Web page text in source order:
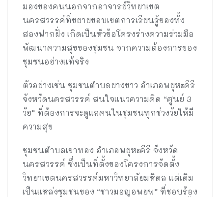
มองของคนนอกจากอาจารย์วิทยาเขต
นครสวรรค์ที่ขยายขอบเขตการเรียนรู้ของทั้ง
สองฟากฝั่ง เกิดเป็นหัวข้อโครงร่างความร่วมมือ
พัฒนาความสุขของชุมชน จากความต้องการของ
ชุมชนอย่างแท้จริง
ตัวอย่างเช่น ชุมชนตำบลยางขาว อำเภอพยุหะคีรี
จังหวัดนครสวรรค์ สนใจแนวความคิด “ศูนย์ 3
วัย” ที่ต้องการจะดูแลคนในชุมชนทุกช่วงวัยให้มี
ความสุข
ชุมชนตำบลเขาทอง อำเภอพยุหะคีรี จังหวัด
นครสวรรค์ ซึ่งเป็นที่ตั้งของโครงการจัดตั้ง
วิทยาเขตนครสวรรค์มหาวิทยาลัยมหิดล แต่เดิม
เป็นแหล่งชุมชนของ “ชาวมอญอพยพ” ที่ชอบร้อง